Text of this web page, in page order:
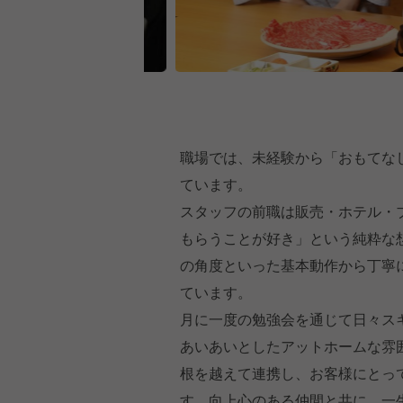
職場では、未経験から「おもて
ています。
スタッフの前職は販売・ホテル
もらうことが好き」という純粋
の角度といった基本動作から丁
ています。
月に一度の勉強会を通じて日々
あいあいとしたアットホームな
根を越えて連携し、お客様にと